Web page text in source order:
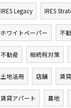
IRES Legacy IRES
ホワイトペーパー 不
不動産 相続税対策
土地活用 店舗 賃
賃貸アパート 農地